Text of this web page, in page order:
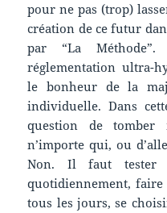
pour ne pas (trop)
création de ce futur
par “La
réglementation ultra-
le bonheur de la
individuelle. Dans
question de tomber
n’importe qui, ou
Non. Il faut tester
quotidiennement, faire
tous les jours, se